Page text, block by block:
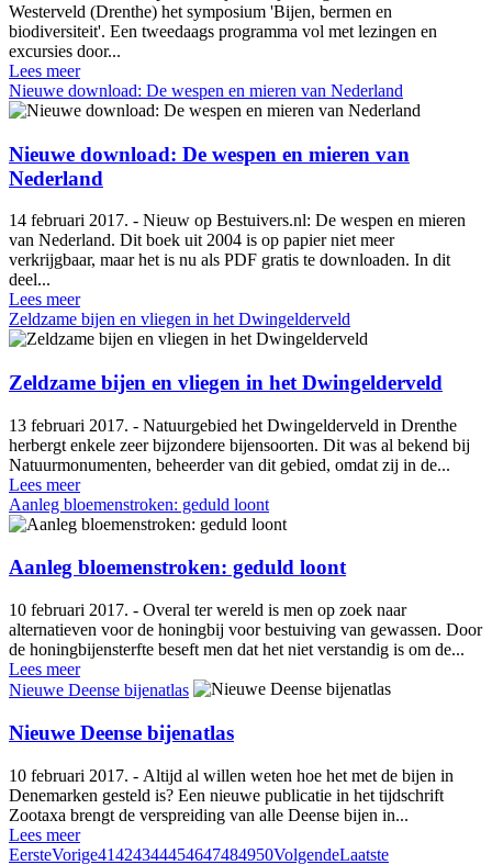
Westerveld (Drenthe) het symposium 'Bijen, bermen en
biodiversiteit'. Een tweedaags programma vol met lezingen en
excursies door...
Lees meer
Nieuwe download: De wespen en mieren van Nederland
Nieuwe download: De wespen en mieren van
Nederland
14 februari 2017. - Nieuw op Bestuivers.nl: De wespen en mieren
van Nederland. Dit boek uit 2004 is op papier niet meer
verkrijgbaar, maar het is nu als PDF gratis te downloaden. In dit
deel...
Lees meer
Zeldzame bijen en vliegen in het Dwingelderveld
Zeldzame bijen en vliegen in het Dwingelderveld
13 februari 2017. - Natuurgebied het Dwingelderveld in Drenthe
herbergt enkele zeer bijzondere bijensoorten. Dit was al bekend bij
Natuurmonumenten, beheerder van dit gebied, omdat zij in de...
Lees meer
Aanleg bloemenstroken: geduld loont
Aanleg bloemenstroken: geduld loont
10 februari 2017. - Overal ter wereld is men op zoek naar
alternatieven voor de honingbij voor bestuiving van gewassen. Door
de honingbijensterfte beseft men dat het niet verstandig is om de...
Lees meer
Nieuwe Deense bijenatlas
Nieuwe Deense bijenatlas
10 februari 2017. - Altijd al willen weten hoe het met de bijen in
Denemarken gesteld is? Een nieuwe publicatie in het tijdschrift
Zootaxa brengt de verspreiding van alle Deense bijen in...
Lees meer
EersteVorige41424344454647484950VolgendeLaatste